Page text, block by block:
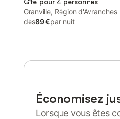
Gîte pour 4 personnes
Granville, Région d'Avranches
dès89 €par nuit
Économisez
Lorsque vous êtes